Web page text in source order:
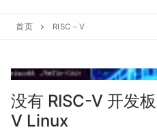
首页 RISC－V
没有 RISC-V 开发
V Linux